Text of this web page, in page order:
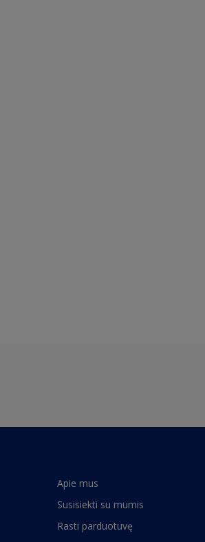
Apie mus
Susisiekti su mumis
Rasti parduotuvę